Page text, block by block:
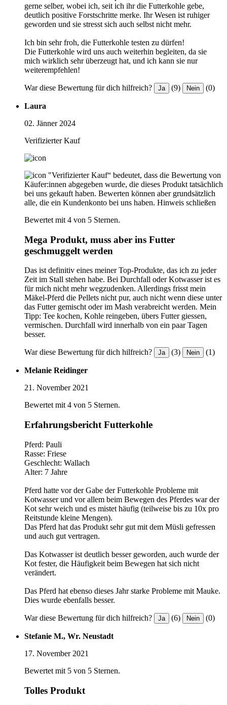
gerne selber, wobei ich, seit ich ihr die Futterkohle gebe,
deutlich positive Forstschritte merke. Ihr Wesen ist ruhiger
geworden und sie stresst sich auch selbst nicht mehr.
Ich bin sehr froh, die Futterkohle testen zu dürfen!
Die Futterkohle wird uns auch weiterhin begleiten, da sie
mich wirklich sehr überzeugt hat, und ich kann sie nur
weiterempfehlen!
War diese Bewertung für dich hilfreich? Ja (9) Nein (0)
Laura
02. Jänner 2024
Verifizierter Kauf
"Verifizierter Kauf“ bedeutet, dass die Bewertung von
Käufer:innen abgegeben wurde, die dieses Produkt tatsächlich
bei uns gekauft haben. Bewerten können aber grundsätzlich
alle, die ein Kundenkonto bei uns haben. Hinweis schließen
Bewertet mit 4 von 5 Sternen.
Mega Produkt, muss aber ins Futter
geschmuggelt werden
Das ist definitiv eines meiner Top-Produkte, das ich zu jeder
Zeit im Stall stehen habe. Bei Durchfall oder Kotwasser ist es
für mich nicht mehr wegzudenken. Allerdings frisst mein
Mäkel-Pferd die Pellets nicht pur, auch nicht wenn diese unter
das Futter gemischt oder im Mash verabreicht werden. Mein
Tipp: Tee kochen, Kohle reingeben, übers Futter giessen,
vermischen. Durchfall wird innerhalb von ein paar Tagen
besser.
War diese Bewertung für dich hilfreich? Ja (3) Nein (1)
Melanie Reidinger
21. November 2021
Bewertet mit 4 von 5 Sternen.
Erfahrungsbericht Futterkohle
Pferd: Pauli
Rasse: Friese
Geschlecht: Wallach
Alter: 7 Jahre
Pferd hatte vor der Gabe der Futterkohle Probleme mit
Kotwasser und vor allem beim Bewegen des Pferdes war der
Kot sehr weich und es mistet häufig (teilweise bis zu 10x pro
Reitstunde kleine Mengen).
Das Pferd hat das Produkt sehr gut mit dem Müsli gefressen
und auch gut vertragen.
Das Kotwasser ist deutlich besser geworden, auch wurde der
Kot fester, die Häufigkeit beim Bewegen hat sich nicht
verändert.
Das Pferd hat ebenso dieses Jahr starke Probleme mit Mauke.
Dies wurde ebenfalls besser.
War diese Bewertung für dich hilfreich? Ja (6) Nein (0)
Stefanie M., Wr. Neustadt
17. November 2021
Bewertet mit 5 von 5 Sternen.
Tolles Produkt